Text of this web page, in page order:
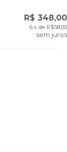
R$ 348,00
6 x de R$58,00
sem juros